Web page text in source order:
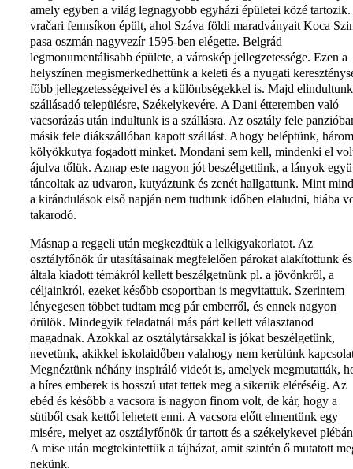
amely egyben a világ legnagyobb egyházi épületei közé
vračari fennsíkon épült, ahol Száva földi maradványait Koca
pasa oszmán nagyvezír 1595-ben elégette. Belgrád
legmonumentálisabb épülete, a városkép jellegzetessége. Ezen a
helyszínen megismerkedhettünk a keleti és a nyugati
főbb jellegzetességeivel és a különbségekkel is. Majd
szállásadó településre, Székelykevére. A Dani étteremben való
vacsorázás után indultunk is a szállásra. Az osztály fele
másik fele diákszállóban kapott szállást. Ahogy beléptünk, három
kölyökkutya fogadott minket. Mondani sem kell, mindenki el
ájulva tőlük. Aznap este nagyon jót beszélgettünk, a lányok
táncoltak az udvaron, kutyáztunk és zenét hallgattunk. Mint
a kirándulások első napján nem tudtunk időben elaludni, hiába
takarodó.
Másnap a reggeli után megkezdtük a lelkigyakorlatot. Az
osztályfőnök úr utasításainak megfelelően párokat alakítottunk
általa kiadott témákról kellett beszélgetnünk pl. a jövőnkről, a
céljainkról, ezeket később csoportban is megvitattuk. Szerintem
lényegesen többet tudtam meg pár emberről, és ennek nagyon
örülök. Mindegyik feladatnál más párt kellett választanod
magadnak. Azokkal az osztálytársakkal is jókat beszélgetünk,
nevetünk, akikkel iskolaidőben valahogy nem kerülünk
Megnéztünk néhány inspiráló videót is, amelyek megmutatták,
a híres emberek is hosszú utat tettek meg a sikerük eléréséig. Az
ebéd és később a vacsora is nagyon finom volt, de kár, hogy a
sütiből csak kettőt lehetett enni. A vacsora előtt elmentünk egy
misére, melyet az osztályfőnök úr tartott és a székelykevei
A mise után megtekintettük a tájházat, amit szintén ő mutatott
nekünk.